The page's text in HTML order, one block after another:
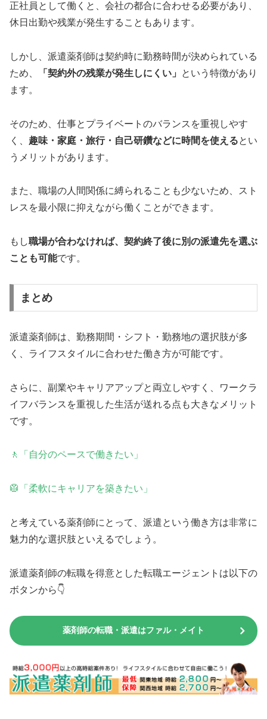
正社員として働くと、会社の都合に合わせる必要があり、
休日出勤や残業が発生することもあります。
しかし、派遣薬剤師は契約時に勤務時間が決められている
ため、
「契約外の残業が発生しにくい」
という特徴があり
ます。
そのため、仕事とプライベートのバランスを重視しやす
く、 趣味・家庭・旅行・自己研鑽などに時間を使えるとい
うメリットがあります。
また、職場の人間関係に縛られることも少ないため、スト
レスを最小限に抑えながら働くことができます。
もし職場が合わなければ、契約終了後に別の派遣先を選ぶ
ことも可能です。
まとめ
派遣薬剤師は、勤務期間・シフト・勤務地の選択肢が多
く、ライフスタイルに合わせた働き方が可能です。
さらに、副業やキャリアアップと両立しやすく、ワークラ
イフバランスを重視した生活が送れる点も大きなメリット
です。
🚶「自分のペースで働きたい」
🥼「柔軟にキャリアを築きたい」
と考えている薬剤師にとって、派遣という働き方は非常に
魅力的な選択肢といえるでしょう。
派遣薬剤師の転職を得意とした転職エージェントは以下の
ボタンから👇
薬剤師の転職・派遣はファル・メイト